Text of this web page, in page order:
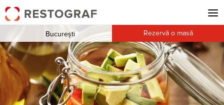
București Rezervă o masă